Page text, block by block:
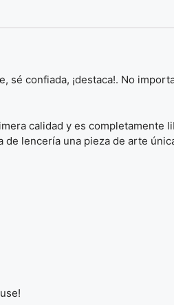
confiada, ¡destaca!. No
calidad y es completamente
de lencería una pieza de arte